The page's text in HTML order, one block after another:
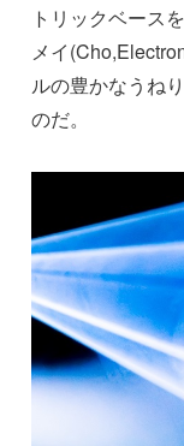
トリックベース
メイ
ルの豊かなうね
のだ。